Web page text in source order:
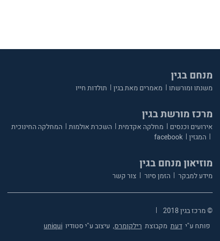
מנחם בגין
משנתו ומורשתו מאמרים מאת בגין תולדות חייו
מרכז מורשת בגין
אירועים וכנסים מחלקה אקדמית השכרת אולמות
המחלקה החינוכית
המגזין
facebook
מוזיאון מנחם בגין
מידע למבקר הזמן סיור צור קשר
© מרכז בגין 2018
פותח ע"י דעת מקבוצת רילקומרס, עיצוב ע"י סטודיו uniqui